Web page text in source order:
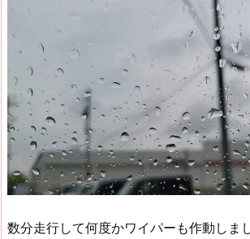
数分走行して何度かワイパーも作動しま